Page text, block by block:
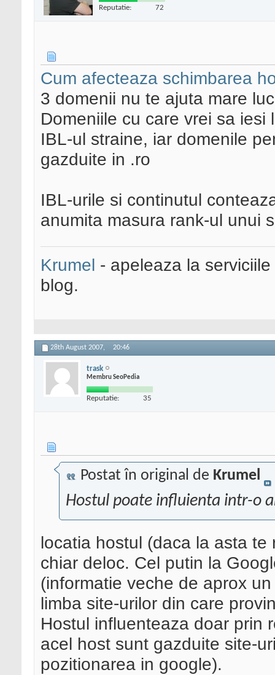
Reputatie: 72
Cum afecteaza schimbarea
3 domenii nu te ajuta mare
Domeniile cu care vrei sa
IBL-ul straine, iar domenile
gazduite in .ro
IBL-urile si continutul
anumita masura rank-ul unui
Krumel - apeleaza la
blog.
28th August 2007, 20:46
trask
Membru SeoPedia
Reputatie: 35
Postat în original de Krumel
Hostul poate influienta intr-o
locatia hostul (daca la asta
chiar deloc. Cel putin la
(informatie veche de aprox
limba site-urilor din care
Hostul influenteaza doar prin
acel host sunt gazduite site-
pozitionarea in google).